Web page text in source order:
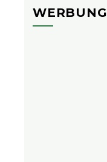
WERBUNG